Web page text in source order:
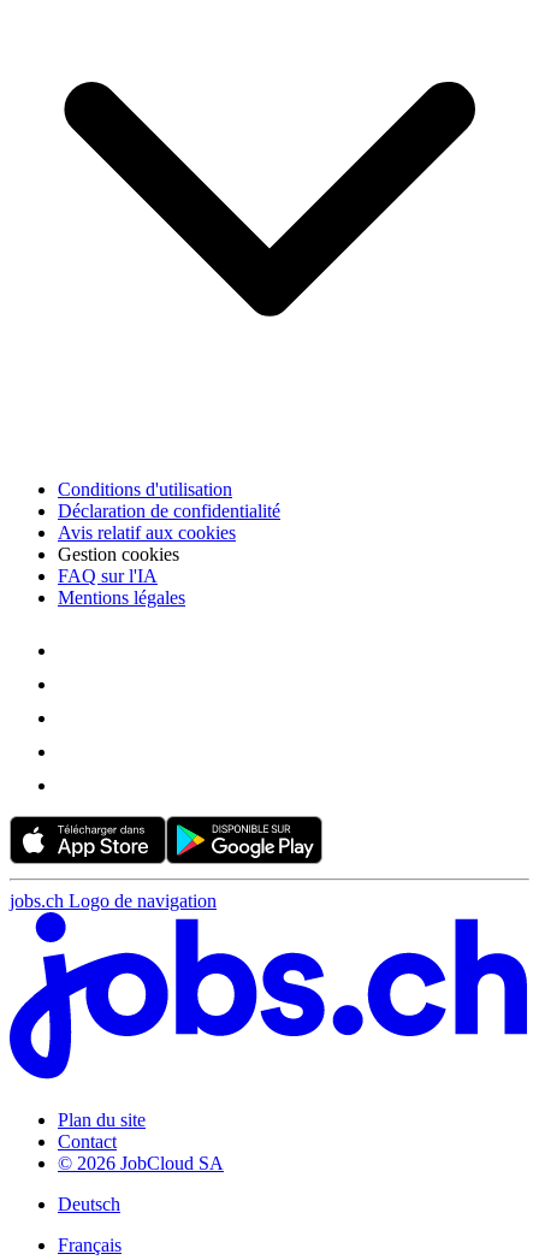
Conditions d'utilisation
Déclaration de confidentialité
Avis relatif aux cookies
Gestion cookies
FAQ sur l'IA
Mentions légales
jobs.ch Logo de navigation
Plan du site
Contact
© 2026 JobCloud SA
Deutsch
Français